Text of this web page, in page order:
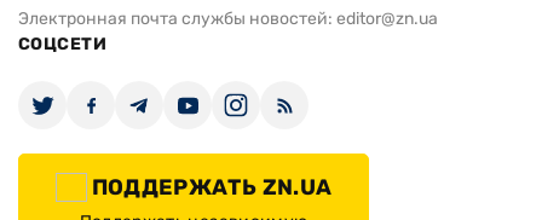
Электронная почта службы новостей: editor@zn.ua
СОЦСЕТИ
ПОДДЕРЖАТЬ ZN.UA